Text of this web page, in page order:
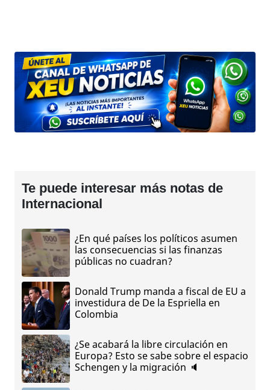
Te puede interesar más notas de
Internacional
¿En qué países los políticos asumen
las consecuencias si las finanzas
públicas no cuadran?
Donald Trump manda a fiscal de EU a
investidura de De la Espriella en
Colombia
¿Se acabará la libre circulación en
Europa? Esto se sabe sobre el espacio
Schengen y la migración 🔈